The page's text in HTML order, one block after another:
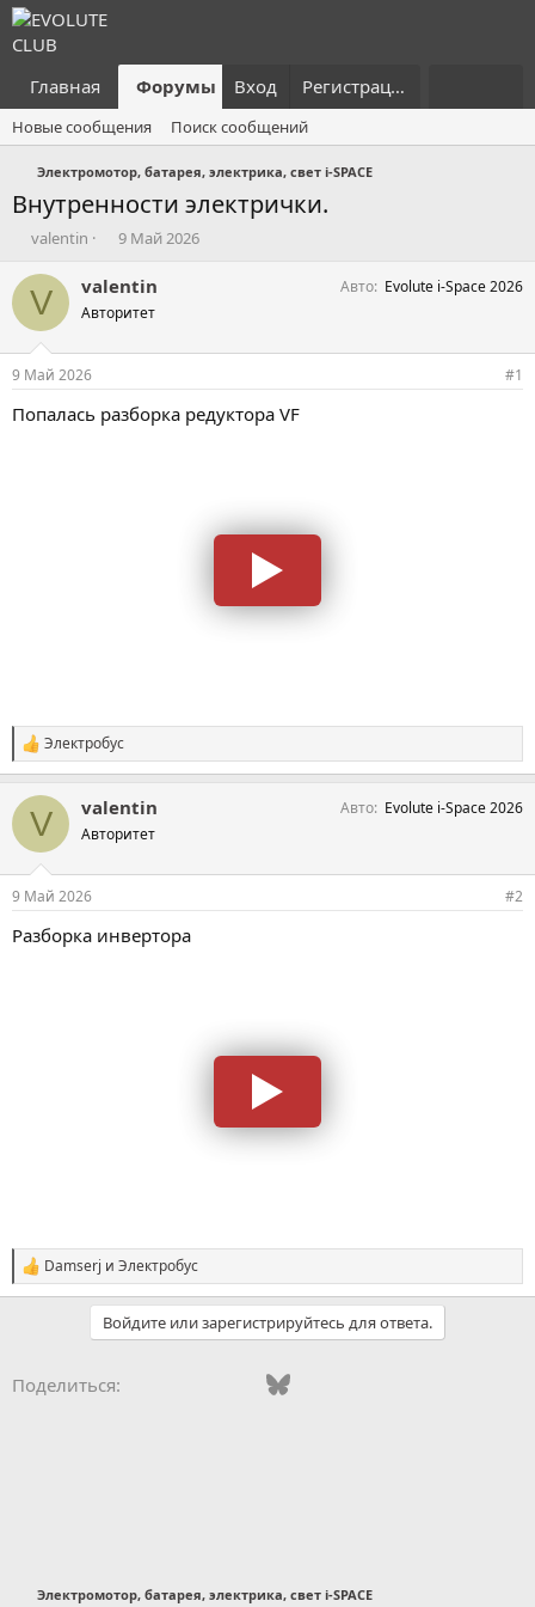
Главная Форумы Что нового?
Вход Регистрация
Новые сообщения Поиск сообщений
Электромотор, батарея, электрика, свет i-SPACE
Внутренности электрички.
А
т
о
т
е
м
ы
valentin
Д
т
н
а
л
9 Май 2026
V valentin
Авторитет
Авто Evolute i-Space 2026
9 Май 2026 #1
Попалась разборка редуктора VF
С
и
п
т
Электробус
V valentin
Авторитет
Авто Evolute i-Space 2026
9 Май 2026 #2
Разборка инвертора
С
и
и
Damserj и Электробус
Войдите или зарегистрируйтесь для ответа.
Поделиться: Odnoklassniki
Mail.ruBluesky
Электромотор, батарея, электрика, свет i-SPACE